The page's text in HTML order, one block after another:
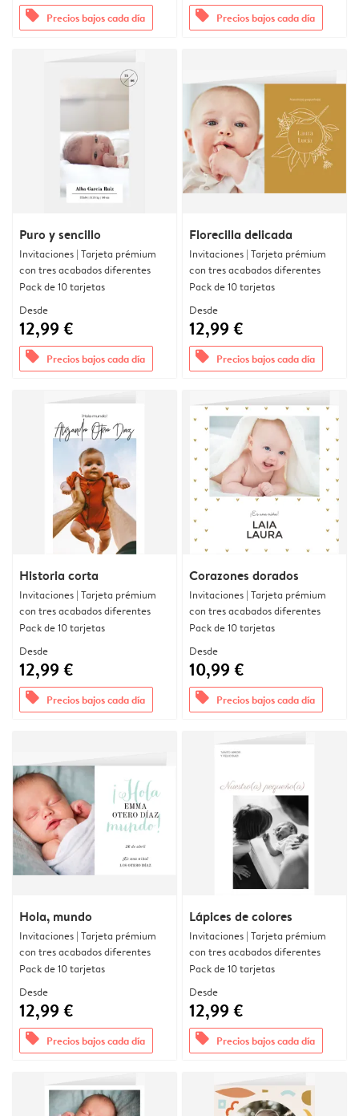
offers Precios bajos cada día offers Precios bajos cada día
Puro y sencillo
Invitaciones | Tarjeta prémium
con tres acabados diferentes
Pack de 10 tarjetas
Desde
12,99 €
offers Precios bajos cada día
Florecilla delicada
Invitaciones | Tarjeta prémium
con tres acabados diferentes
Pack de 10 tarjetas
Desde
12,99 €
offers Precios bajos cada día
Historia corta
Invitaciones | Tarjeta prémium
con tres acabados diferentes
Pack de 10 tarjetas
Desde
12,99 €
offers Precios bajos cada día
Corazones dorados
Invitaciones | Tarjeta prémium
con tres acabados diferentes
Pack de 10 tarjetas
Desde
10,99 €
offers Precios bajos cada día
Hola, mundo
Invitaciones | Tarjeta prémium
con tres acabados diferentes
Pack de 10 tarjetas
Desde
12,99 €
offers Precios bajos cada día
Lápices de colores
Invitaciones | Tarjeta prémium
con tres acabados diferentes
Pack de 10 tarjetas
Desde
12,99 €
offers Precios bajos cada día